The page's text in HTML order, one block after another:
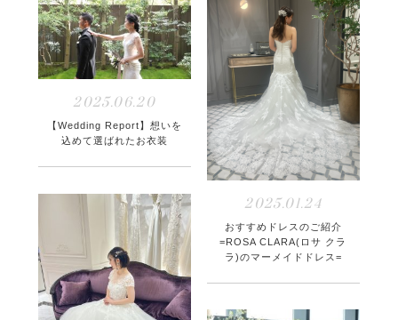
2025.06.20
【Wedding Report】想いを
込めて選ばれたお衣装
2025.01.24
おすすめドレスのご紹介
=ROSA CLARA(ロサ クラ
ラ)のマーメイドドレス=